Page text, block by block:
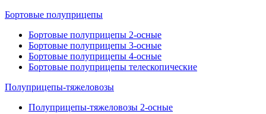
Бортовые полуприцепы
Бортовые полуприцепы 2-осные
Бортовые полуприцепы 3-осные
Бортовые полуприцепы 4-осные
Бортовые полуприцепы телескопические
Полуприцепы-тяжеловозы
Полуприцепы-тяжеловозы 2-осные